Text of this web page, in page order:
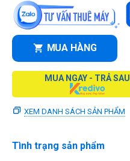
MUA HÀNG
MUA NGAY - TRẢ SAU
XEM DANH SÁCH SẢN PHẨM
Tình trạng sản phẩm